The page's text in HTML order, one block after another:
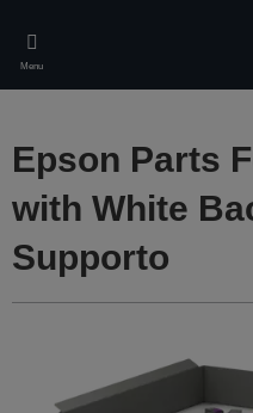
main
content
Menu
Epson Parts
with White
Supporto